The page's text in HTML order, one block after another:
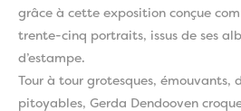
grâce à cette exposition conçue
trente-cinq portraits, issus de ses
d’estampe.
Tour à tour grotesques, émouvants,
pitoyables, Gerda Dendooven